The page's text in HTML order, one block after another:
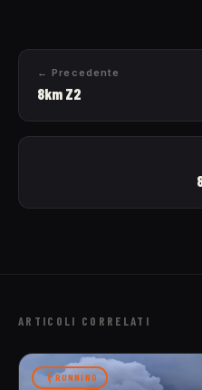
← Precedente
8km Z2
ARTICOLI CORRELATI
RUNNING